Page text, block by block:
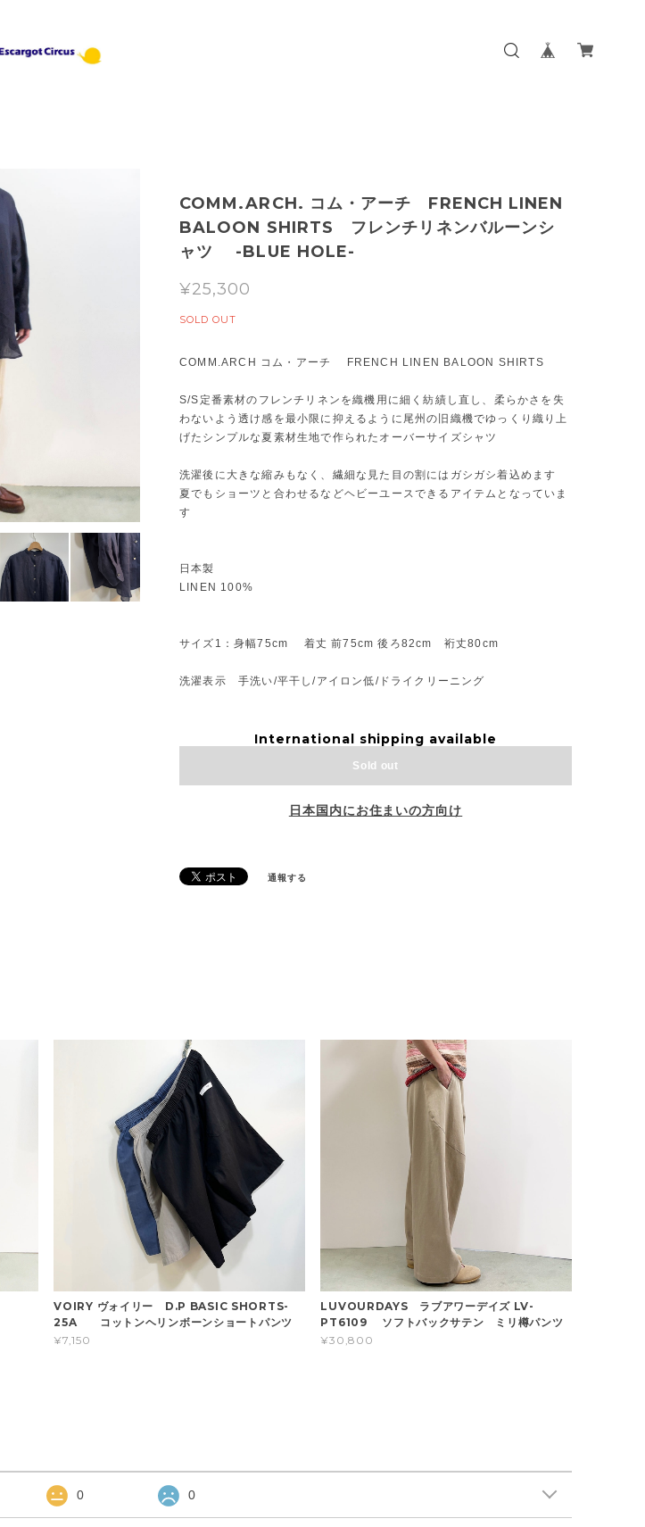
COMM.ARCH. コム・アーチ FRENCH LINEN
BALOON SHIRTS フレンチリネンバルーンシ
ャツ -BLUE HOLE-
¥25,300
SOLD OUT
COMM.ARCH コム・アーチ FRENCH LINEN BALOON SHIRTS
S/S定番素材のフレンチリネンを織機用に細く紡績し直し、柔らかさを失
わないよう透け感を最小限に抑えるように尾州の旧織機でゆっくり織り上
げたシンプルな夏素材生地で作られたオーバーサイズシャツ
洗濯後に大きな縮みもなく、繊細な見た目の割にはガシガシ着込めます
夏でもショーツと合わせるなどヘビーユースできるアイテムとなっていま
す
日本製
LINEN 100%
サイズ1：身幅75cm 着丈 前75cm 後ろ82cm 裄丈80cm
洗濯表示 手洗い/平干し/アイロン低/ドライクリーニング
International shipping available
Sold out
日本国内にお住まいの方向け
通報する
VOIRY ヴォイリー D.P BASIC SHORTS-
25A コットンヘリンボーンショートパンツ
¥7,150
LUVOURDAYS ラブアワーデイズ LV-
PT6109 ソフトバックサテン ミリ樽パンツ
¥30,800
0 0